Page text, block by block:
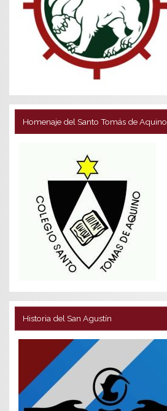
Homenaje del Santo Tomás de Aquino
Historia del San Agustín